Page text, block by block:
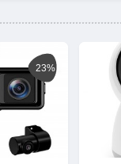
23%